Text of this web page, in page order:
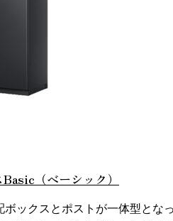
（ベーシック）
ックスとポストが一体型とな